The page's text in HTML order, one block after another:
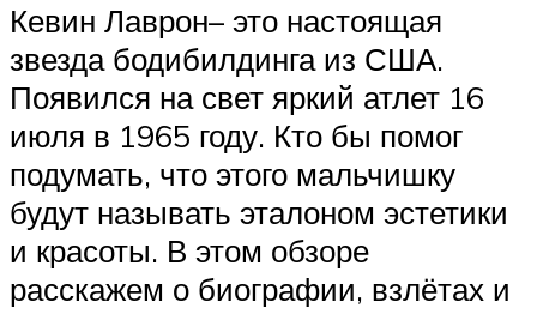
Кевин Лаврон– это настоящая
звезда бодибилдинга из США.
Появился на свет яркий атлет 16
июля в 1965 году. Кто бы помог
подумать, что этого мальчишку
будут называть эталоном эстетики
и красоты. В этом обзоре
расскажем о биографии, взлётах и